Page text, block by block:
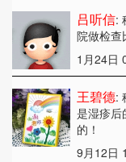
吕听信:
院做检查
1月24日
王碧德:
是湿疹后
的！
9月12日